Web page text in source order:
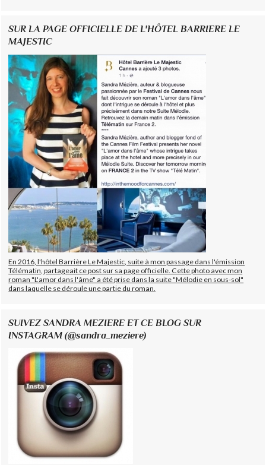
SUR LA PAGE OFFICIELLE DE L'HÔTEL BARRIERE LE
MAJESTIC
En 2016, l'hôtel Barrière Le Majestic, suite à mon passage dans l'émission
Télématin, partageait ce post sur sa page officielle. Cette photo avec mon
roman "L'amor dans l'âme" a été prise dans la suite "Mélodie en sous-sol"
dans laquelle se déroule une partie du roman.
SUIVEZ SANDRA MEZIERE ET CE BLOG SUR
INSTAGRAM (@sandra_meziere)